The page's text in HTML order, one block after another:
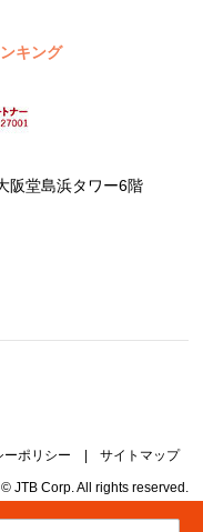
キング
堂島浜タワー6階
ーポリシー | サイトマップ
JTB Corp. All rights reserved.